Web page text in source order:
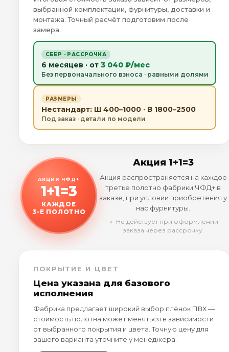
выбранной комплектации, фурнитуры, доставки и
монтажа. Точный расчёт подготовим после
замера.
СБЕР · РАССРОЧКА
6 месяцев · от 3 040 ₽/мес
Без первоначального взноса · равными долями
РАЗМЕРЫ
Нестандарт: Ш 400–1000 · В 1800–2500
Под заказ · детали по модели
АКЦИЯ ЧФД+
1+1=3
КАЖДОЕ
3-Е ПОЛОТНО
Акция 1+1=3
Акция распространяется на каждое
третье полотно фабрики ЧФД+ в
заказе, при условии приобретения у
нас фурнитуры.
﹡ Не действует при оформлении
заказа через рассрочку.
ПОКРЫТИЕ И ЦВЕТ
Цена указана для базового
исполнения
Фабрика предлагает широкий выбор плёнок ПВХ —
стоимость полотна может меняться в зависимости
от выбранного покрытия и цвета. Точную цену для
вашего варианта уточните у менеджера.